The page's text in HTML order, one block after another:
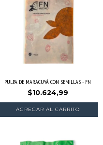
PULPA DE MARACUYÁ CON SEMILLAS - FN
$10.624,99